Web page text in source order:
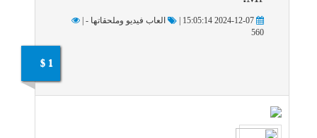
العاب فيديو وملحقاتها - |